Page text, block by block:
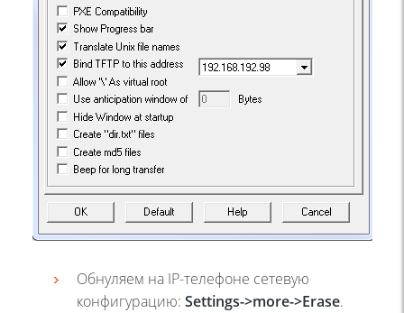
Обнуляем на IP-телефоне сетевую
конфигурацию: Settings->more->Erase.